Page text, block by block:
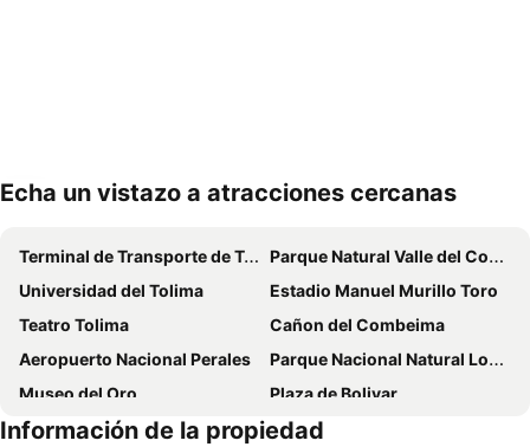
Echa un vistazo a atracciones cercanas
Terminal de Transporte de Tolima
Parque Natural Valle del Cocorá
Universidad del Tolima
Estadio Manuel Murillo Toro
Teatro Tolima
Cañon del Combeima
Aeropuerto Nacional Perales
Parque Nacional Natural Los Nevados
Museo del Oro
Plaza de Bolivar
La Fogata Resturante
Parque de la Música
Información de la propiedad